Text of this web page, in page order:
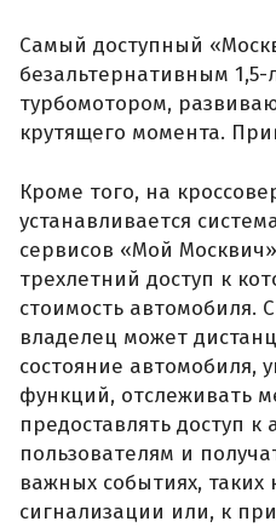
Самый доступный
безальтернативным
турбомотором,
крутящего момента.
Кроме того, на
устанавливается
сервисов «Мой
трехлетний доступ к
стоимость автомобиля.
владелец может
состояние автомобиля,
функций, отслеживать
предоставлять доступ
пользователям и
важных событиях, таких
сигнализации или, к